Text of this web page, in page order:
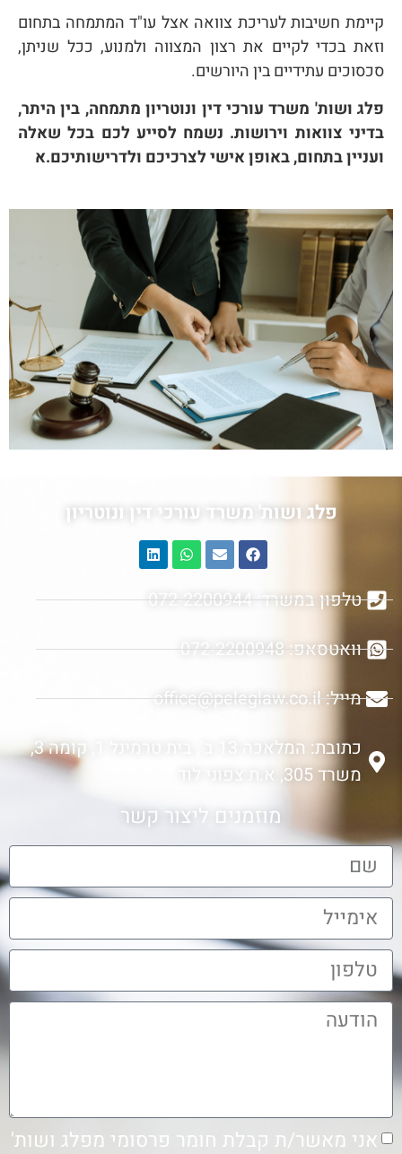
קיימת חשיבות לעריכת צוואה אצל עו"ד המתמחה בתחום
וזאת בכדי לקיים את רצון המצווה ולמנוע, ככל שניתן,
סכסוכים עתידיים בין היורשים.
פלג ושות' משרד עורכי דין ונוטריון מתמחה, בין היתר,
בדיני צוואות וירושות. נשמח לסייע לכם בכל שאלה
ועניין בתחום, באופן אישי לצרכיכם ולדרישותיכם.א
פלג ושות' משרד עורכי דין ונוטריון
טלפון במשרד: 072-2200944
וואטסאפ: 072-2200948
מייל: office@peleglaw.co.il
כתובת: המלאכה 13 ב', בית טרמינל 1, קומה 3,
משרד 305, א.ת צפוני לוד
מוזמנים ליצור קשר
אני מאשר/ת קבלת חומר פרסומי מפלג ושות'